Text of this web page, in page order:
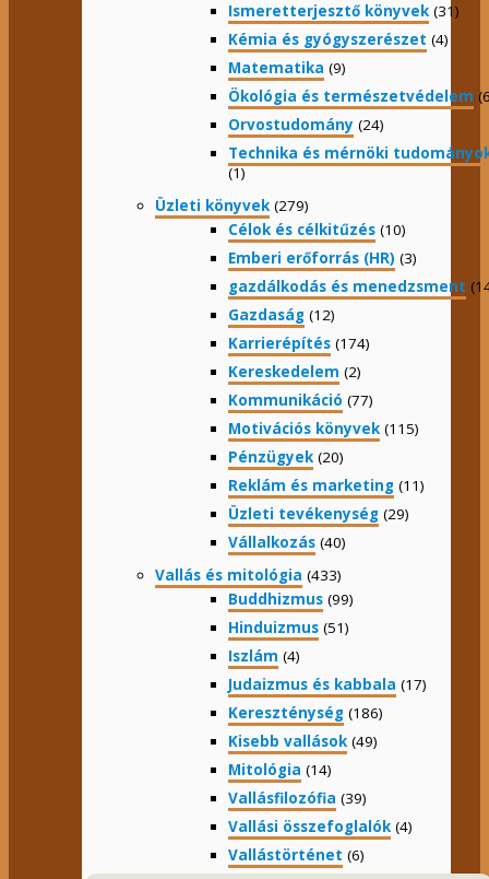
Ismeretterjesztő könyvek (31)
Kémia és gyógyszerészet (4)
Matematika (9)
Ökológia és természetvédelem
Orvostudomány (24)
Technika és mérnöki
(1)
Üzleti könyvek (279)
Célok és célkitűzés (10)
Emberi erőforrás (HR) (3)
gazdálkodás és menedzsment
Gazdaság (12)
Karrierépítés (174)
Kereskedelem (2)
Kommunikáció (77)
Motivációs könyvek (115)
Pénzügyek (20)
Reklám és marketing (11)
Üzleti tevékenység (29)
Vállalkozás (40)
Vallás és mitológia (433)
Buddhizmus (99)
Hinduizmus (51)
Iszlám (4)
Judaizmus és kabbala (17)
Kereszténység (186)
Kisebb vallások (49)
Mitológia (14)
Vallásfilozófia (39)
Vallási összefoglalók (4)
Vallástörténet (6)